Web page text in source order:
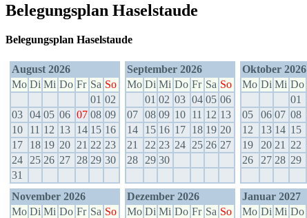
Belegungsplan Haselstaude
Belegungsplan Haselstaude
August 2026
Mo Di Mi Do Fr Sa So
01 02
03 04 05 06 07 08 09
10
11 12 13 14 15 16
17
18 19 20 21 22 23
24
25 26 27 28 29 30
31
September 2026
Mo Di Mi Do Fr Sa So
01 02 03 04 05 06
07 08 09 10 11 12 13
14
15 16 17 18 19 20
21
22 23 24 25 26 27
28
29 30
Oktober 2026
Mo Di Mi Do
01
05
06 07 08
12
13 14 15
19
20 21 22
26
27 28 29
November 2026
Mo Di Mi Do Fr Sa So
Dezember 2026
Mo Di Mi Do Fr Sa So
Januar 2027
Mo Di Mi Do